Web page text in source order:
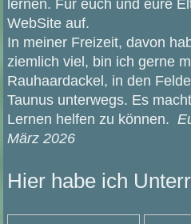
lernen. Für euch und eure
WebSite auf.
In meiner Freizeit, davon
ziemlich viel, bin ich gerne
Rauhaardackel, in den
Taunus unterwegs. Es
Lernen helfen zu können.
März 2026
Hier habe ich